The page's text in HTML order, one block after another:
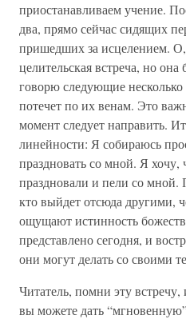
приостанавливаем учение.
два, прямо сейчас сидящих
пришедших за исцелением. О,
целительская встреча, но она
говорю следующие
потечет по их венам. Это
момент следует направить.
линейности: Я собираюсь
праздновать со мной. Я
праздновали и пели со мной.
кто выйдет отсюда другими,
ощущают истинность
представлено сегодня, и
они могут делать со своими
Читатель, помни эту встречу,
вы можете дать